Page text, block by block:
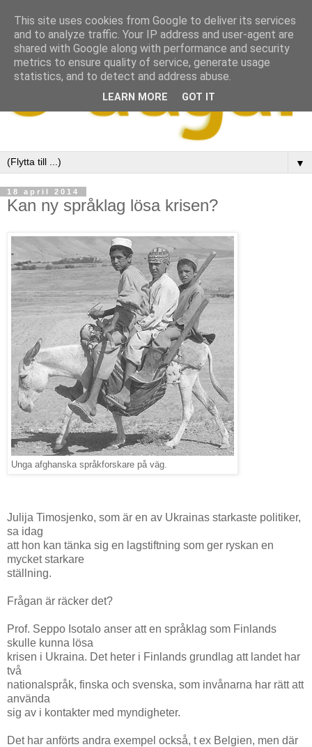
▼
18 april 2014
Kan ny språklag lösa krisen?
Unga afghanska språkforskare på väg.
Julija Timosjenko, som är en av Ukrainas starkaste politiker,
sa idag
att hon kan tänka sig en lagstiftning som ger ryskan en
mycket starkare
ställning.
Frågan är räcker det?
Prof. Seppo Isotalo anser att en språklag som Finlands
skulle kunna lösa
krisen i Ukraina. Det heter i Finlands grundlag att landet har
två
nationalspråk, finska och svenska, som invånarna har rätt att
använda
sig av i kontakter med myndigheter.
Det har anförts andra exempel också, t ex Belgien, men där
This site uses cookies from Google to deliver its services
and to analyze traffic. Your IP address and user-agent are
shared with Google along with performance and security
metrics to ensure quality of service, generate usage
statistics, and to detect and address abuse.
LEARN MORE GOT IT